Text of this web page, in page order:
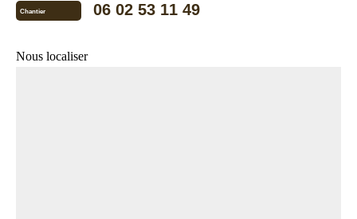
Chantier 06 02 53 11 49
Nous localiser